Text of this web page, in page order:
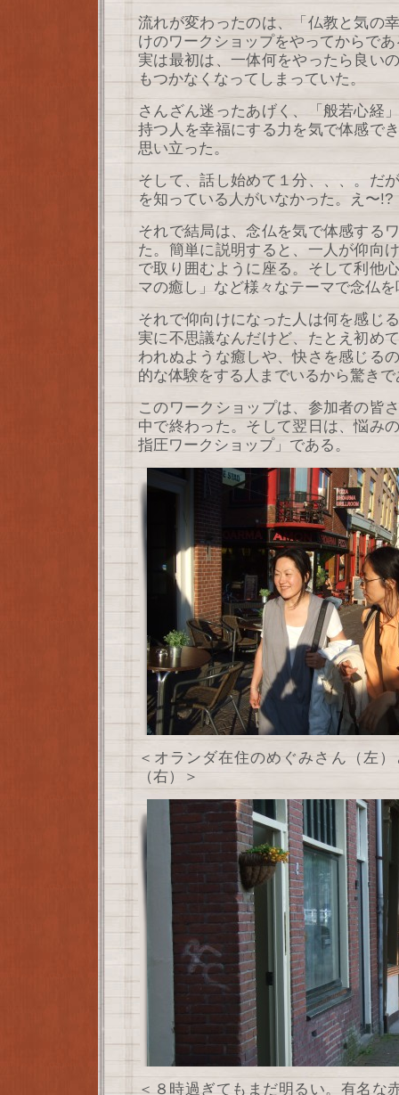
流れが変わったのは、「仏教と気の
けのワークショップをやってからであ
実は最初は、一体何をやったら良い
もつかなくなってしまっていた。
さんざん迷ったあげく、「般若心経
持つ人を幸福にする力を気で体感で
思い立った。
そして、話し始めて１分、、、。だ
を知っている人がいなかった。え
それで結局は、念仏を気で体感する
た。簡単に説明すると、一人が仰向
で取り囲むように座る。そして利他
マの癒し」など様々なテーマで念仏
それで仰向けになった人は何を感じ
実に不思議なんだけど、たとえ初め
われぬような癒しや、快さを感じる
的な体験をする人までいるから驚き
このワークショップは、参加者の皆
中で終わった。そして翌日は、悩み
指圧ワークショップ」である。
＜オランダ在住のめぐみさん（左
（右）＞
＜８時過ぎてもまだ明るい。有名な